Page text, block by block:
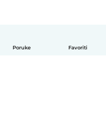
Poruke Favoriti